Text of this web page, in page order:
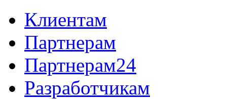
Клиентам
Партнерам
Партнерам24
Разработчикам